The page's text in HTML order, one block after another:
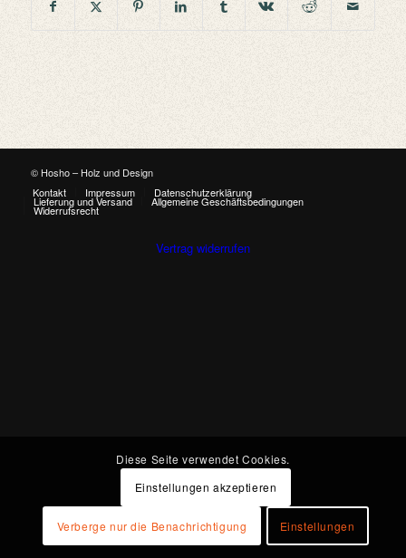
© Hosho – Holz und Design
Kontakt
Impressum Datenschutzerklärung
Lieferung und Versand Allgemeine Geschäftsbedingungen
Widerrufsrecht
Diese Seite verwendet Cookies.
Einstellungen akzeptieren
Verberge nur die Benachrichtigung Einstellungen
Vertrag widerrufen